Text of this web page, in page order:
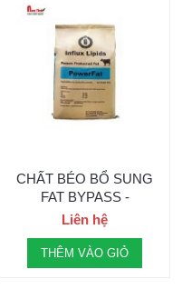
CHẤT BÉO BỔ SUNG
FAT BYPASS -
POWERFAT
Liên hệ
THÊM VÀO GIỎ